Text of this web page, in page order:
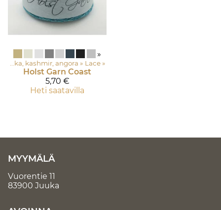
»
Asustelangat: Merinovilla, silkki, mohair, alpakka, kashmir, angora ‪» Lace ‪»
Holst Garn Coast
5,70 €
Heti saatavilla
MYYMÄLÄ
Vuorentie 11
83900 Juuka